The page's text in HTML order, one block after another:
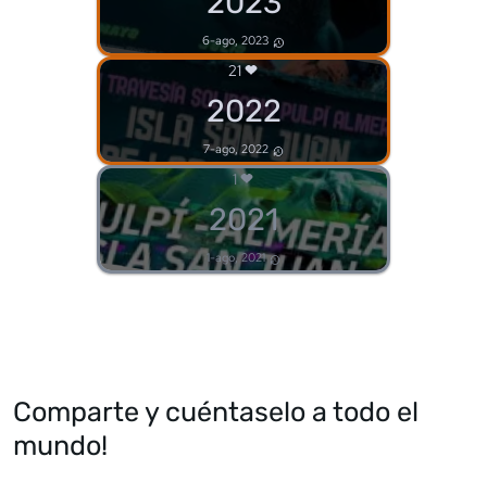
6-ago, 2023
21
2022
7-ago, 2022
1
2021
1-ago, 2021
Comparte y cuéntaselo a todo el
mundo!